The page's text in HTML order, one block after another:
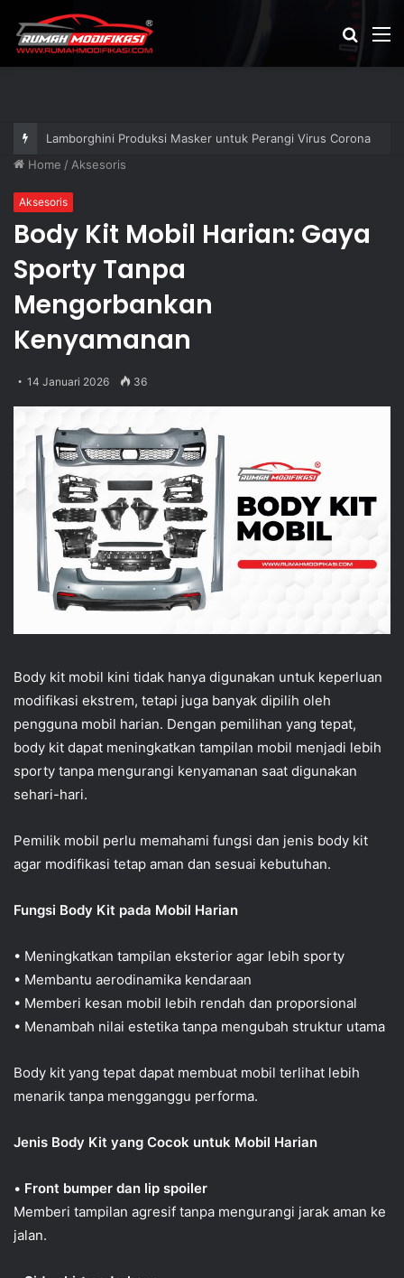
Cari
artikel
Lamborghini Produksi Masker untuk Perangi Virus Corona
Home / Aksesoris
Aksesoris
Body Kit Mobil Harian: Gaya
Sporty Tanpa
Mengorbankan
Kenyamanan
14 Januari 2026 36
Body kit mobil kini tidak hanya digunakan untuk keperluan
modifikasi ekstrem, tetapi juga banyak dipilih oleh
pengguna mobil harian. Dengan pemilihan yang tepat,
body kit dapat meningkatkan tampilan mobil menjadi lebih
sporty tanpa mengurangi kenyamanan saat digunakan
sehari-hari.
Pemilik mobil perlu memahami fungsi dan jenis body kit
agar modifikasi tetap aman dan sesuai kebutuhan.
Fungsi Body Kit pada Mobil Harian
• Meningkatkan tampilan eksterior agar lebih sporty
• Membantu aerodinamika kendaraan
• Memberi kesan mobil lebih rendah dan proporsional
• Menambah nilai estetika tanpa mengubah struktur utama
Body kit yang tepat dapat membuat mobil terlihat lebih
menarik tanpa mengganggu performa.
Jenis Body Kit yang Cocok untuk Mobil Harian
• Front bumper dan lip spoiler
Memberi tampilan agresif tanpa mengurangi jarak aman ke
jalan.